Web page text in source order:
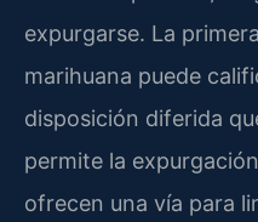
expurgarse. La
marihuana puede
disposición diferida
permite la
ofrecen una vía para